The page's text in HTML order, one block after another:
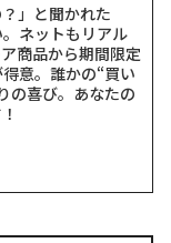
」と聞かれた
ネットもリアル
商品から期間限定
意。誰かの“買い
の喜び。あなたの